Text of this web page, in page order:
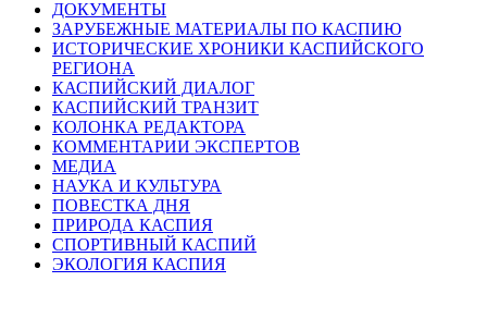
ДОКУМЕНТЫ
ЗАРУБЕЖНЫЕ МАТЕРИАЛЫ ПО КАСПИЮ
ИСТОРИЧЕСКИЕ ХРОНИКИ КАСПИЙСКОГО
РЕГИОНА
КАСПИЙСКИЙ ДИАЛОГ
КАСПИЙСКИЙ ТРАНЗИТ
КОЛОНКА РЕДАКТОРА
КОММЕНТАРИИ ЭКСПЕРТОВ
МЕДИА
НАУКА И КУЛЬТУРА
ПОВЕСТКА ДНЯ
ПРИРОДА КАСПИЯ
СПОРТИВНЫЙ КАСПИЙ
ЭКОЛОГИЯ КАСПИЯ